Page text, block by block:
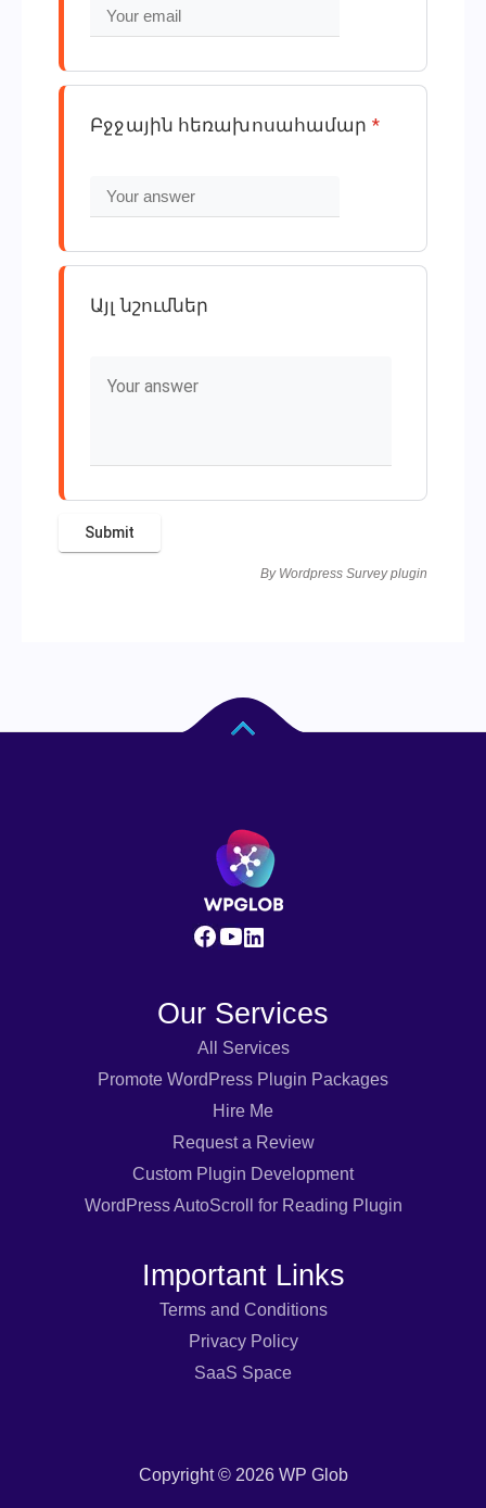
Բջջային հեռախոսահամար *
Այլ նշումներ
By Wordpress Survey plugin
Our Services
All Services
Promote WordPress Plugin Packages
Hire Me
Request a Review
Custom Plugin Development
WordPress AutoScroll for Reading Plugin
Important Links
Terms and Conditions
Privacy Policy
SaaS Space
Copyright © 2026 WP Glob